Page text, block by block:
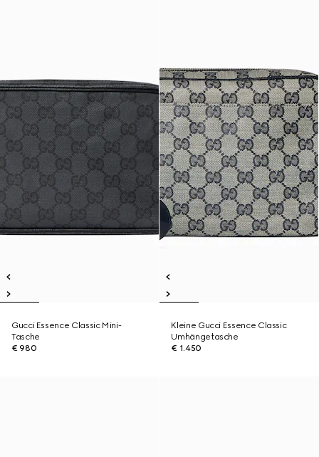
Gucci Essence Classic Mini-
Tasche
€ 980
Kleine Gucci Essence Classic
Umhängetasche
€ 1.450